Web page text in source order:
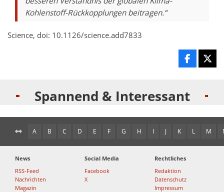
Kohlenstoff-Rückkopplungen beitragen.“
Science, doi: 10.1126/science.add7833
Spannend & Interessant
A B C D E F G H I J K L M
News
RSS-Feed
Nachrichten
Magazin
Social Media
Facebook
X
Rechtliches
Redaktion
Datenschutz
Impressum